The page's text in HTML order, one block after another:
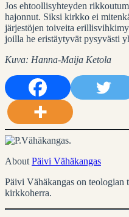
Jos ehtoollisyhteyden
hajonnut. Siksi kirkko ei
järjestöjen toiveita
joilla he eristäytyvät pysyvästi
Kuva: Hanna-Maija Ketola
About Päivi Vähäkangas
Päivi Vähäkangas on
kirkkoherra.